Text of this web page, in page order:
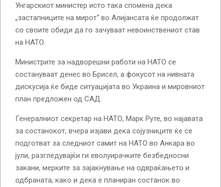
Унгарскиот министер исто така спомена дека
„застапниците на мирот“ во Алијансата ќе продолжат
со своите обиди да го зачуваат невоинствениот став
на НАТО.
Министрите за надворешни работи на НАТО се
состануваат денес во Брисел, а фокусот на нивната
дискусија ќе биде ситуацијата во Украина и мировниот
план предложен од САД.
Генералниот секретар на НАТО, Марк Руте, во најавата
за состанокот, вчера изјави дека сојузниците ќе се
подготват за следниот самит на НАТО во Анкара во
јули, разгледувајќи ги еволуирачките безбедносни
закани, мерките за зајакнување на одвраќањето и
одбраната, како и дека е планиран состанок во